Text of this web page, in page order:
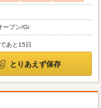
ープン/Gi
あと15日
とりあえず保存